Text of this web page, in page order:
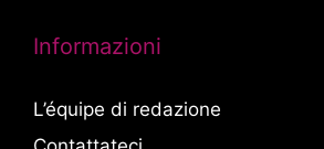
Informazioni
L’équipe di redazione